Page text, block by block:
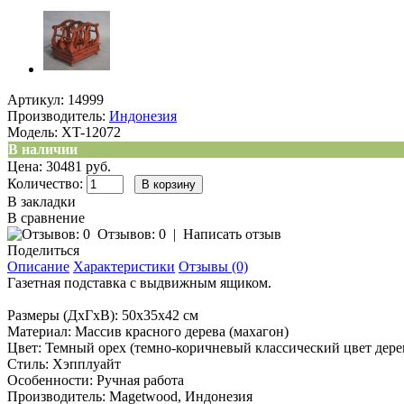
Артикул: 14999
Производитель: Индонезия
Модель: XT-12072
В наличии
Цена: 30481 руб.
Количество:
В закладки
В сравнение
Отзывов: 0 | Написать отзыв
Поделиться
Описание Характеристики Отзывы (0)
Газетная подставка с выдвижным ящиком.
Размеры (ДхГхВ): 50х35х42 см
Материал: Массив красного дерева (махагон)
Цвет: Темный орех (темно-коричневый классический цвет
Стиль: Хэпплуайт
Особенности: Ручная работа
Производитель: Magetwood, Индонезия